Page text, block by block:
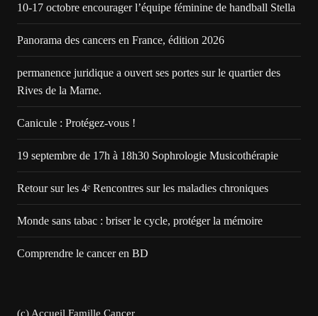
10-17 octobre encourager l’équipe féminine de handball Stella
Panorama des cancers en France, édition 2026
permanence juridique a ouvert ses portes sur le quartier des
Rives de la Marne.
Canicule : Protégez-vous !
19 septembre de 17h à 18h30 Sophrologie Musicothérapie
Retour sur les 4ᵉ Rencontres sur les maladies chroniques
Monde sans tabac : briser le cycle, protéger la mémoire
Comprendre le cancer en BD
(c) Accueil Famille Cancer